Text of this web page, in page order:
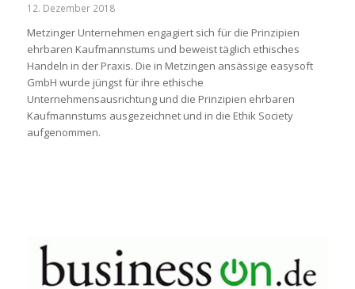
12. Dezember 2018
Metzinger Unternehmen engagiert sich für die Prinzipien
ehrbaren Kaufmannstums und beweist täglich ethisches
Handeln in der Praxis. Die in Metzingen ansässige easysoft
GmbH wurde jüngst für ihre ethische
Unternehmensausrichtung und die Prinzipien ehrbaren
Kaufmannstums ausgezeichnet und in die Ethik Society
aufgenommen.